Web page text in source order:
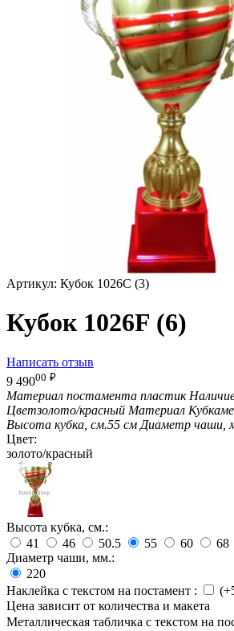
Артикул: Кубок 1026C (3)
Кубок 1026F (6)
Написать отзыв
9 49000 ₽
Материал постамента пластик
Цветзолото/красный Материал Кубка
Высота кубка, см.55 см Диаметр чаши,
Цвет:
золото/красный
Высота кубка, см.:
41
46 50.5 55 60
68
Диаметр чаши, мм.:
220
Наклейка с текстом на постамент : (+
Цена зависит от количества и макета
Металлическая табличка с текстом на